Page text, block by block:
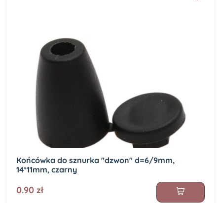
Końcówka do sznurka "dzwon" d=6/9mm,
14*11mm, czarny
0.90 zł